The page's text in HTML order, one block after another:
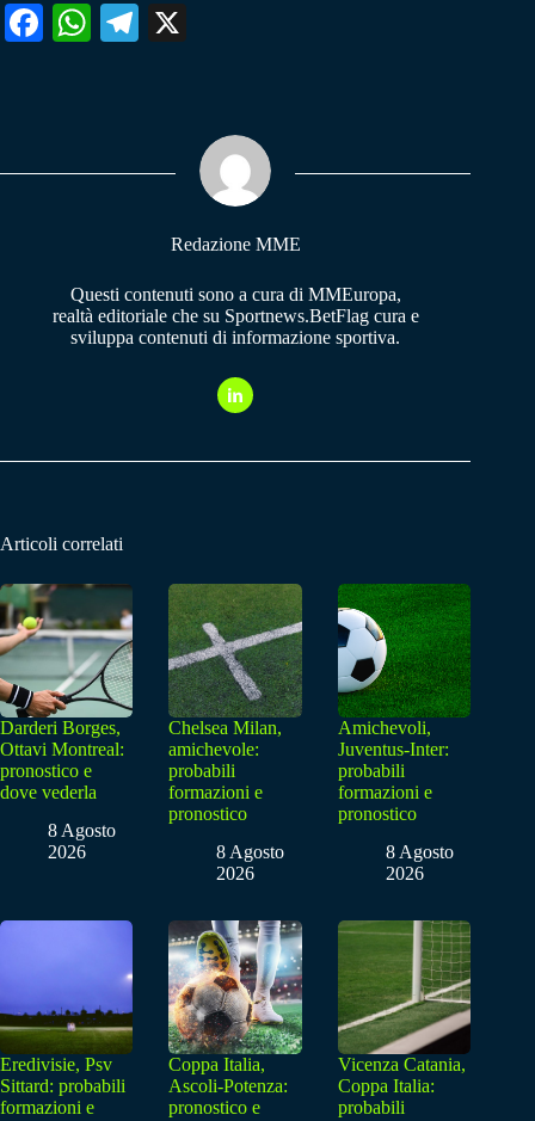
Fa W
pp
Te
m
Redazione MME
Questi contenuti sono a cura di MMEuropa,
realtà editoriale che su Sportnews.BetFlag cura e
sviluppa contenuti di informazione sportiva.
Articoli correlati
Darderi Borges,
Ottavi Montreal:
pronostico e
dove vederla
8 Agosto
2026
Chelsea Milan,
amichevole:
probabili
formazioni e
pronostico
8 Agosto
2026
Amichevoli,
Juventus-Inter:
probabili
formazioni e
pronostico
8 Agosto
2026
Eredivisie, Psv
Sittard: probabili
formazioni e
Coppa Italia,
Ascoli-Potenza:
pronostico e
Vicenza Catania,
Coppa Italia:
probabili